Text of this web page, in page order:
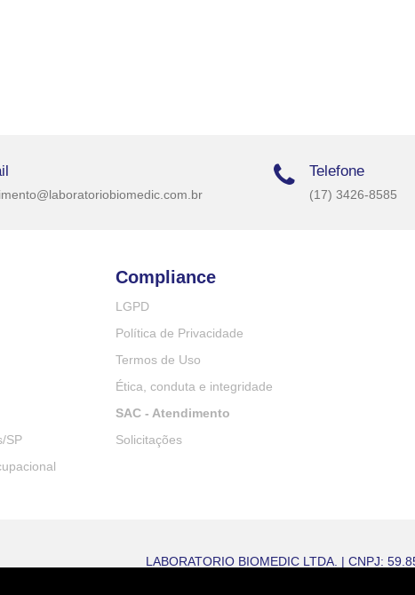
Telefone
(17) 3426-8585
SP
Compliance
LGPD
Política de Privacidade
Termos de Uso
Ética, conduta e integridade
SAC - Atendimento
Solicitações
LABORATORIO BIOMEDIC LTDA. | CNPJ: